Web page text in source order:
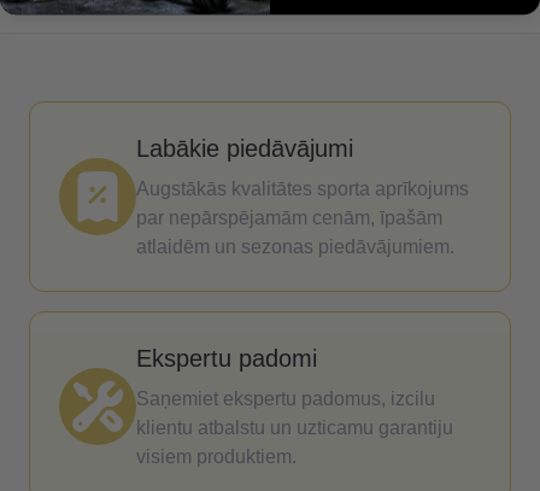
Labākie piedāvājumi
Augstākās kvalitātes sporta aprīkojums
par nepārspējamām cenām, īpašām
atlaidēm un sezonas piedāvājumiem.
Ekspertu padomi
Saņemiet ekspertu padomus, izcilu
klientu atbalstu un uzticamu garantiju
visiem produktiem.